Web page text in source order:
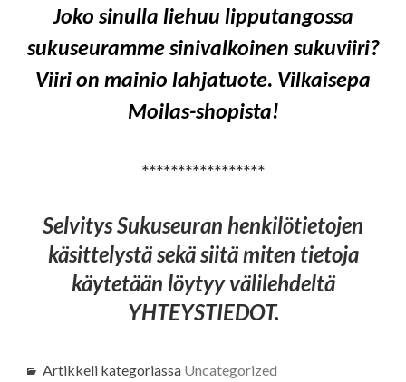
Joko sinulla liehuu lipputangossa
sukuseuramme sinivalkoinen sukuviiri?
Viiri on mainio lahjatuote. Vilkaisepa
Moilas-shopista!
*****************
Selvitys Sukuseuran henkilötietojen
käsittelystä sekä siitä miten tietoja
käytetään löytyy välilehdeltä
YHTEYSTIEDOT.
Artikkeli kategoriassa Uncategorized